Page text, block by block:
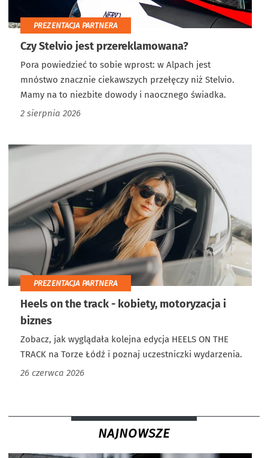
PREZENTACJA PARTNERA
Czy Stelvio jest przereklamowana?
Pora powiedzieć to sobie wprost: w Alpach jest
mnóstwo znacznie ciekawszych przełęczy niż Stelvio.
Mamy na to niezbite dowody i naocznego świadka.
2 sierpnia 2026
PREZENTACJA PARTNERA
Heels on the track - kobiety, motoryzacja i
biznes
Zobacz, jak wyglądała kolejna edycja HEELS ON THE
TRACK na Torze Łódź i poznaj uczestniczki wydarzenia.
26 czerwca 2026
NAJNOWSZE